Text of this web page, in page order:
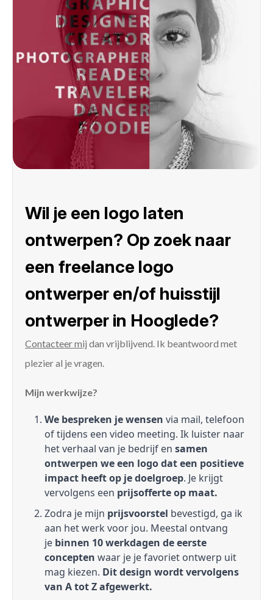
Wil je een logo laten
ontwerpen? Op zoek naar
een freelance logo
ontwerper en/of huisstijl
ontwerper in Hooglede?
Contacteer mij dan vrijblijvend. Ik beantwoord met
plezier al je vragen.
Mijn werkwijze?
We bespreken je wensen via mail, telefoon
of tijdens een video meeting. Ik luister naar
het verhaal van je bedrijf en samen
ontwerpen we een logo dat een positieve
impact heeft op je doelgroep. Je krijgt
vervolgens een prijsofferte op maat.
Zodra je mijn prijsvoorstel bevestigd, ga ik
aan het werk voor jou. Meestal ontvang
je binnen 10 werkdagen de eerste
concepten waar je je favoriet ontwerp uit
mag kiezen. Dit design wordt vervolgens
van A tot Z afgewerkt.